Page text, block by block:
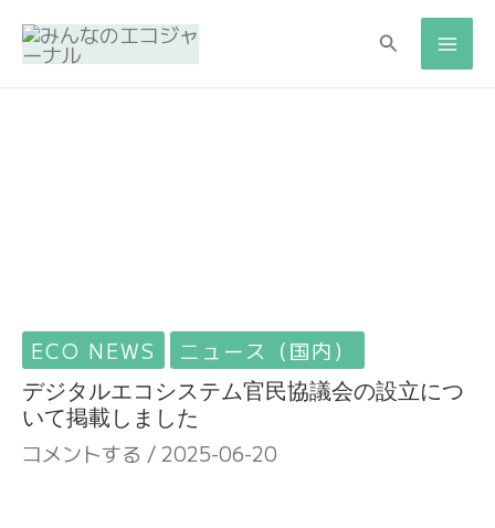
検
ECO NEWS ニュース（国内）
デジタルエコシステム官民協議会の設立につ
いて掲載しました
コメントする / 2025-06-20
検
索